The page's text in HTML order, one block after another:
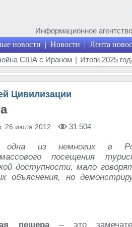
Информационное
новости | Новости | Лента
США с Ираном | Итоги 2025
Цивилизации
, 26 июля 2012 31 504
одна из немногих в
посещения
доступности, мало
объяснения, но
пещера– это